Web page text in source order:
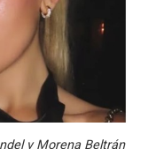
y Morena Beltrán